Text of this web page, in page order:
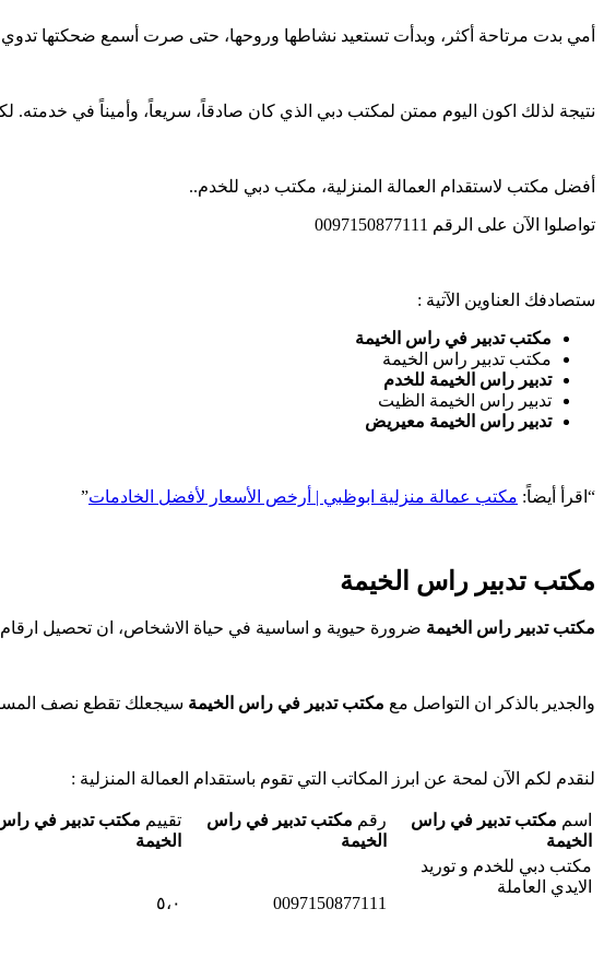
أمي بدت مرتاحة أكثر، وبدأت تستعيد نشاطها وروحها، حتى صرت أسمع ضحكتها
نتيجة لذلك اكون اليوم ممتن لمكتب دبي الذي كان صادقاً، سريعاً، وأميناً في
أفضل مكتب لاستقدام العمالة المنزلية، مكتب دبي للخدم..
تواصلوا الآن على الرقم 0097150877111
ستصادفك العناوين الآتية :
مكتب تدبير في راس الخيمة
مكتب تدبير راس الخيمة
تدبير راس الخيمة للخدم
تدبير راس الخيمة الظيت
تدبير راس الخيمة معيريض
“اقرأ أيضاً: مكتب عمالة منزلية ابوظبي | أرخص الأسعار لأفضل الخادمات”
مكتب تدبير راس الخيمة
مكتب تدبير راس الخيمة ضرورة حيوية و اساسية في حياة الاشخاص، ان تحصيل ارقام
والجدير بالذكر ان التواصل مع مكتب تدبير في راس الخيمة سيجعلك تقطع نصف
لنقدم لكم الآن لمحة عن ابرز المكاتب التي تقوم باستقدام العمالة المنزلية :
اسم مكتب تدبير في راس
الخيمة
رقم مكتب تدبير في راس
الخيمة
تقييم مكتب تدبير في
الخيمة
مكتب دبي للخدم و توريد
الايدي العاملة
0097150877111
٥،٠